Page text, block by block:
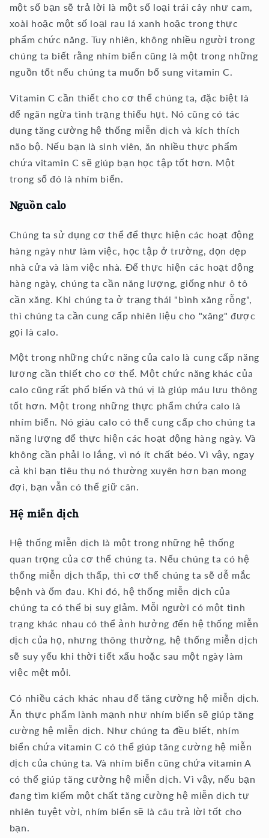
một số bạn sẽ trả lời là một số loại trái cây như cam,
xoài hoặc một số loại rau lá xanh hoặc trong thực
phẩm chức năng. Tuy nhiên, không nhiều người trong
chúng ta biết rằng nhím biển cũng là một trong những
nguồn tốt nếu chúng ta muốn bổ sung vitamin C.
Vitamin C cần thiết cho cơ thể chúng ta, đặc biệt là
để ngăn ngừa tình trạng thiếu hụt. Nó cũng có tác
dụng tăng cường hệ thống miễn dịch và kích thích
não bộ. Nếu bạn là sinh viên, ăn nhiều thực phẩm
chứa vitamin C sẽ giúp bạn học tập tốt hơn. Một
trong số đó là nhím biển.
Nguồn calo
Chúng ta sử dụng cơ thể để thực hiện các hoạt động
hàng ngày như làm việc, học tập ở trường, dọn dẹp
nhà cửa và làm việc nhà. Để thực hiện các hoạt động
hàng ngày, chúng ta cần năng lượng, giống như ô tô
cần xăng. Khi chúng ta ở trạng thái "bình xăng rỗng",
thì chúng ta cần cung cấp nhiên liệu cho "xăng" được
gọi là calo.
Một trong những chức năng của calo là cung cấp năng
lượng cần thiết cho cơ thể. Một chức năng khác của
calo cũng rất phổ biến và thú vị là giúp máu lưu thông
tốt hơn. Một trong những thực phẩm chứa calo là
nhím biển. Nó giàu calo có thể cung cấp cho chúng ta
năng lượng để thực hiện các hoạt động hàng ngày. Và
không cần phải lo lắng, vì nó ít chất béo. Vì vậy, ngay
cả khi bạn tiêu thụ nó thường xuyên hơn bạn mong
đợi, bạn vẫn có thể giữ cân.
Hệ miễn dịch
Hệ thống miễn dịch là một trong những hệ thống
quan trọng của cơ thể chúng ta. Nếu chúng ta có hệ
thống miễn dịch thấp, thì cơ thể chúng ta sẽ dễ mắc
bệnh và ốm đau. Khi đó, hệ thống miễn dịch của
chúng ta có thể bị suy giảm. Mỗi người có một tình
trạng khác nhau có thể ảnh hưởng đến hệ thống miễn
dịch của họ, nhưng thông thường, hệ thống miễn dịch
sẽ suy yếu khi thời tiết xấu hoặc sau một ngày làm
việc mệt mỏi.
Có nhiều cách khác nhau để tăng cường hệ miễn dịch.
Ăn thực phẩm lành mạnh như nhím biển sẽ giúp tăng
cường hệ miễn dịch. Như chúng ta đều biết, nhím
biển chứa vitamin C có thể giúp tăng cường hệ miễn
dịch của chúng ta. Và nhím biển cũng chứa vitamin A
có thể giúp tăng cường hệ miễn dịch. Vì vậy, nếu bạn
đang tìm kiếm một chất tăng cường hệ miễn dịch tự
nhiên tuyệt vời, nhím biển sẽ là câu trả lời tốt cho
bạn.